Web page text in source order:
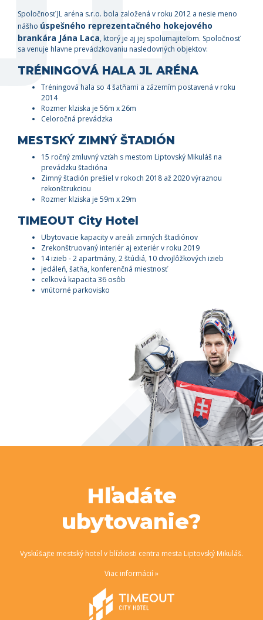
Spoločnosť JL aréna s.r.o. bola založená v roku 2012 a nesie meno
nášho úspešného reprezentačného hokejového
brankára Jána Laca, ktorý je aj jej spolumajiteľom. Spoločnosť
sa venuje hlavne prevádzkovaniu nasledovných objektov:
TRÉNINGOVÁ HALA JL ARÉNA
Tréningová hala so 4 šatňami a zázemím postavená v roku
2014
Rozmer klziska je 56m x 26m
Celoročná prevádzka
MESTSKÝ ZIMNÝ ŠTADIÓN
15 ročný zmluvný vzťah s mestom Liptovský Mikuláš na
prevádzku štadióna
Zimný štadión prešiel v rokoch 2018 až 2020 výraznou
rekonštrukciou
Rozmer klziska je 59m x 29m
TIMEOUT City Hotel
Ubytovacie kapacity v areáli zimných štadiónov
Zrekonštruovaný interiér aj exteriér v roku 2019
14 izieb - 2 apartmány, 2 štúdiá, 10 dvojlôžkových izieb
jedáleň, šatňa, konferenčná miestnosť
celková kapacita 36 osôb
vnútorné parkovisko
Hľadáte
ubytovanie?
Vyskúšajte mestský hotel v blízkosti centra mesta Liptovský Mikuláš.
Viac informácií